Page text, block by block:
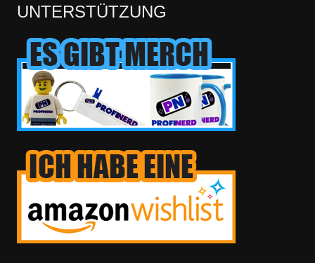
UNTERSTÜTZUNG